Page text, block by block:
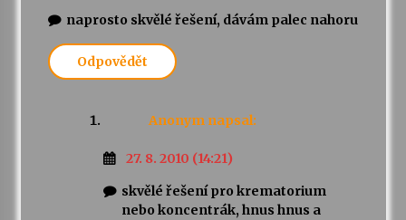
naprosto skvělé řešení, dávám palec nahoru
Odpovědět
Anonym napsal:
27. 8. 2010 (14:21)
skvělé řešení pro krematorium
nebo koncentrák, hnus hnus a